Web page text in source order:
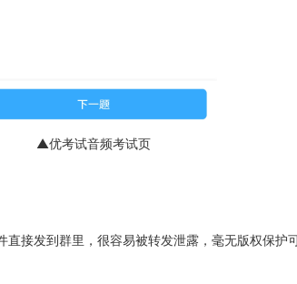
▲优考试音频考试页
接发到群里，很容易被转发泄露，毫无版权保护